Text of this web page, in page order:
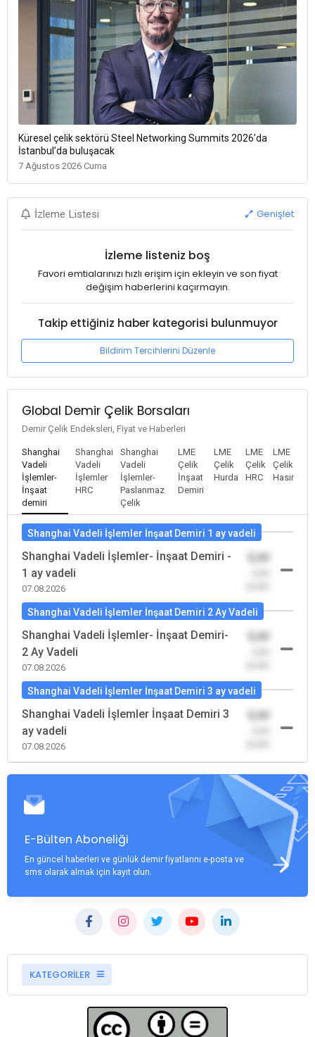
Küresel çelik sektörü Steel Networking Summits 2026’da
İstanbul’da buluşacak
7 Ağustos 2026 Cuma
İzleme Listesi Genişlet
İzleme listeniz boş
Favori emtialarınızı hızlı erişim için ekleyin ve son fiyat
değişim haberlerini kaçırmayın.
Takip ettiğiniz haber kategorisi bulunmuyor
Bildirim Tercihlerini Düzenle
Global Demir Çelik Borsaları
Demir Çelik Endeksleri, Fiyat ve Haberleri
Shanghai
Vadeli
İşlemler-
İnşaat
demiri
Shanghai
Vadeli
İşlemler
HRC
Shanghai
Vadeli
İşlemler-
Paslanmaz
Çelik
LME
Çelik
İnşaat
Demiri
LME
Çelik
Hurda
LME
Çelik
HRC
LME
Çelik
Hasır
Shanghai Vadeli İşlemler İnşaat Demiri 1 ay vadeli
Shanghai Vadeli İşlemler- İnşaat Demiri -
1 ay vadeli
07.08.2026
Shanghai Vadeli İşlemler İnşaat Demiri 2 Ay Vadeli
Shanghai Vadeli İşlemler- İnşaat Demiri-
2 Ay Vadeli
07.08.2026
Shanghai Vadeli İşlemler İnşaat Demiri 3 ay vadeli
Shanghai Vadeli İşlemler İnşaat Demiri 3
ay vadeli
07.08.2026
E-Bülten Aboneliği
En güncel haberleri ve günlük demir fiyatlarını e-posta ve
sms olarak almak için kayıt olun.
KATEGORİLER